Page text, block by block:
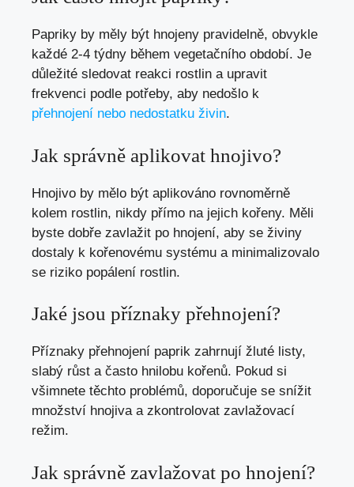
Papriky by měly být hnojeny pravidelně, obvykle
každé 2-4 týdny během vegetačního období. Je
důležité sledovat reakci rostlin a upravit
frekvenci podle potřeby, aby nedošlo k
přehnojení nebo nedostatku živin.
Jak správně aplikovat hnojivo?
Hnojivo by mělo být aplikováno rovnoměrně
kolem rostlin, nikdy přímo na jejich kořeny. Měli
byste dobře zavlažit po hnojení, aby se živiny
dostaly k kořenovému systému a minimalizovalo
se riziko popálení rostlin.
Jaké jsou příznaky přehnojení?
Příznaky přehnojení paprik zahrnují žluté listy,
slabý růst a často hnilobu kořenů. Pokud si
všimnete těchto problémů, doporučuje se snížit
množství hnojiva a zkontrolovat zavlažovací
režim.
Jak správně zavlažovat po hnojení?